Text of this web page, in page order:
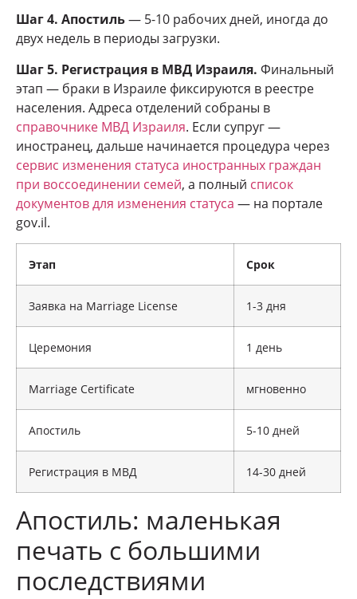
Шаг 4. Апостиль— 5-10 рабочих дней, иногда до
двух недель в периоды загрузки.
Шаг 5. Регистрация в МВД Израиля. Финальный
этап — браки в Израиле фиксируются в реестре
населения. Адреса отделений собраны в
справочнике МВД Израиля. Если супруг —
иностранец, дальше начинается процедура через
сервис изменения статуса иностранных граждан
при воссоединении семей, а полный список
документов для изменения статуса — на портале
gov.il.
Этап Срок
Заявка на Marriage License 1-3 дня
Церемония 1 день
Marriage Certificate мгновенно
Апостиль 5-10 дней
Регистрация в МВД 14-30 дней
Апостиль: маленькая
печать с большими
последствиями